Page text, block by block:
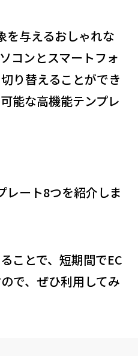
与えるおしゃれな
コンとスマートフォ
り替えることができ
能な高機能テンプレ
ート8つを紹介しま
ことで、短期間でEC
で、ぜひ利用してみ